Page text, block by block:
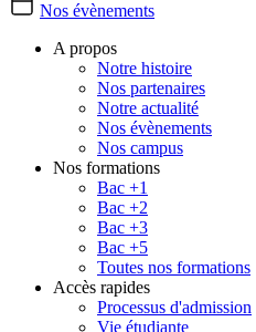
Nos évènements
A propos
Notre histoire
Nos partenaires
Notre actualité
Nos évènements
Nos campus
Nos formations
Bac +1
Bac +2
Bac +3
Bac +5
Toutes nos formations
Accès rapides
Processus d'admission
Vie étudiante